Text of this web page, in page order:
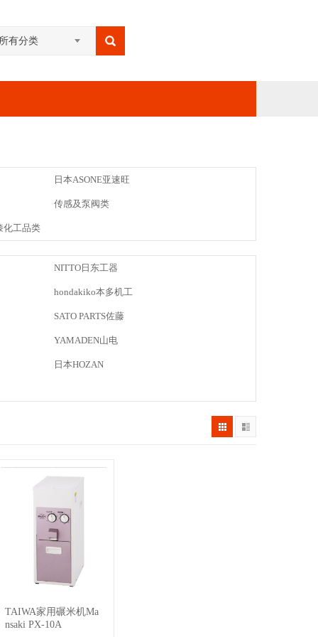
有分类
日本ASONE亚速旺
传感及泵阀类
化工品类
NITTO日东工器
hondakiko本多机工
SATO PARTS佐藤
YAMADEN山电
日本HOZAN
查看详情
TAIWA家用碾米机Ma
nsaki PX-10A